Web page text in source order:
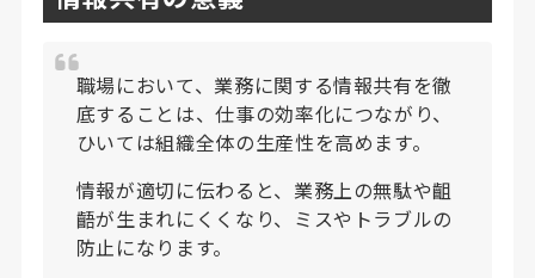
職場において、業務に関する情報共有を徹
底することは、仕事の効率化につながり、
ひいては組織全体の生産性を高めます。
情報が適切に伝わると、業務上の無駄や齟
齬が生まれにくくなり、ミスやトラブルの
防止になります。